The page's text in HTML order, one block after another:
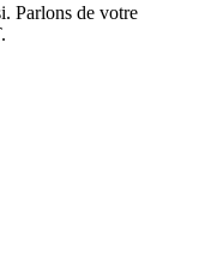
Parlons de votre